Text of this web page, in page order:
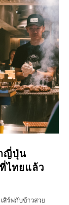
ญี่ปุ่น
ที่ไทยแล้ว
สิร์ฟกับข้าวสวย